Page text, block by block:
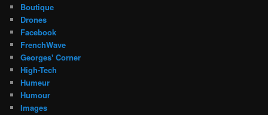
Boutique
Drones
Facebook
FrenchWave
Georges' Corner
High-Tech
Humeur
Humour
Images